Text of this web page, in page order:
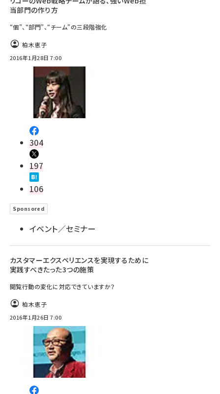
当部門の作り方
“個”、“部門”、“チーム”の三段階強化
柏木恵子
2016年1月28日 7:00
304
197
106
Sponsored
イベント／セミナー
カスタマーエクスペリエンスを実現するために
実践すべきたった3つの施策
閲覧行動の変化に対応できていますか？
柏木恵子
2016年1月26日 7:00